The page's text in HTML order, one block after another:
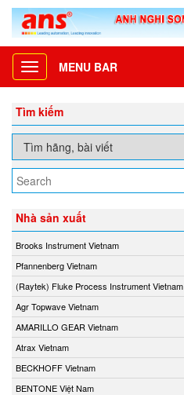
Toggle
navigation
MENU BAR
Tìm kiếm
Nhà sản xuất
Brooks Instrument Vietnam
Pfannenberg Vietnam
(Raytek) Fluke Process Instrument Vietnam
Agr Topwave Vietnam
AMARILLO GEAR Vietnam
Atrax Vietnam
BECKHOFF Vietnam
BENTONE Việt Nam